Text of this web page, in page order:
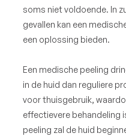
soms niet voldoende. In
gevallen kan een
een oplossing bieden.
Een medische peeling
in de huid dan reguliere
voor thuisgebruik,
effectievere behandeling
peeling zal de huid